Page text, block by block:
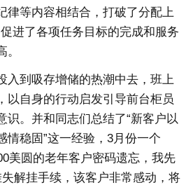
律等内容相结合，打破了分配上
促进了各项任务目标的完成和服务
入到吸存增储的热潮中去，班上
以自身的行动启发引导前台柜员
识。并和同志们总结了“新客户以
情稳固”这一经验，3月份一个
美圆的老年客户密码遗忘，我先
解挂手续，该客户非常感动，将